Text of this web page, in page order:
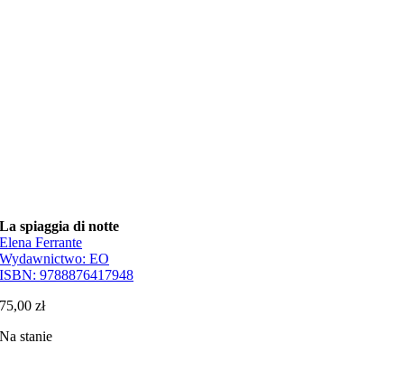
La spiaggia di notte
Elena Ferrante
Wydawnictwo:EO
ISBN:9788876417948
75,00zł
Na stanie